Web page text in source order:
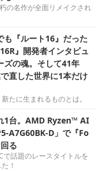
の名作が全面リメイクされ
も『ルート16』だった
』開発者インタビュ
ズの魂。そして41年
直した世界に1本だけ
たに生まれるものとは。
1台。AMD Ryzen™ AI
A7G60BK-D」で『Fo
る
で話題のレースタイトルを
！